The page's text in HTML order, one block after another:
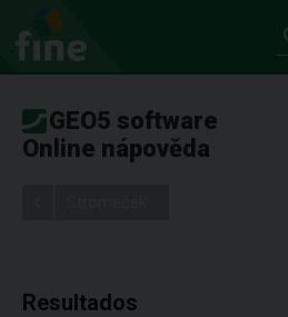
GEO5 software
Online nápověda
Resultados